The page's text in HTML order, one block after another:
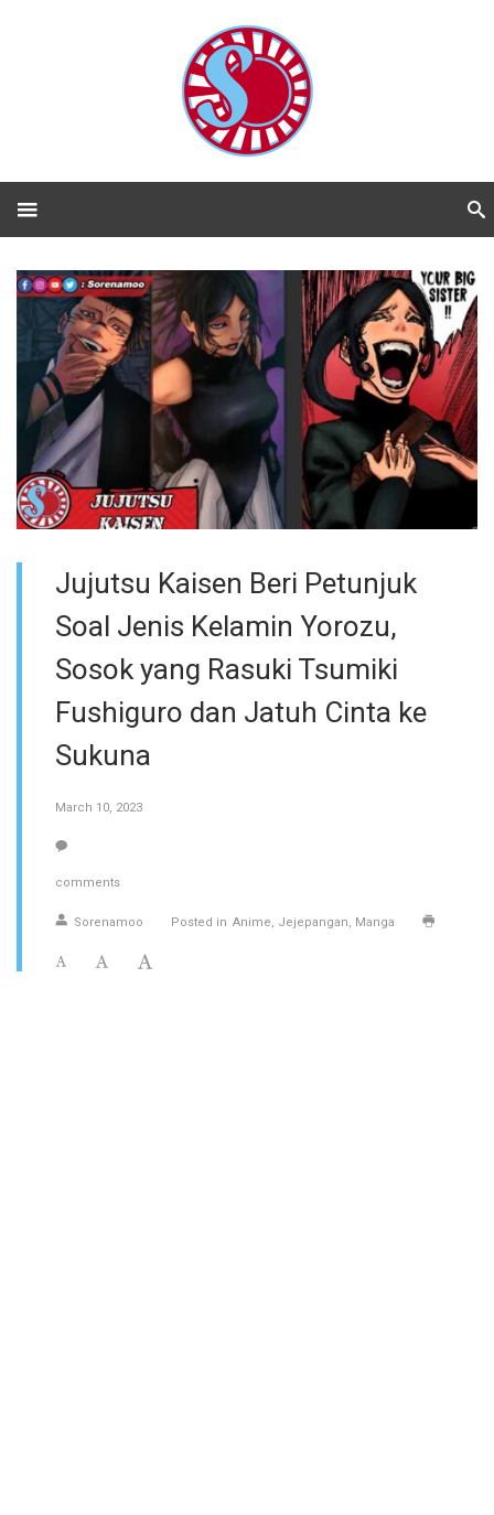
Jujutsu Kaisen Beri Petunjuk
Soal Jenis Kelamin Yorozu,
Sosok yang Rasuki Tsumiki
Fushiguro dan Jatuh Cinta ke
Sukuna
March 10, 2023
comments
Sorenamoo Posted in Anime Jejepangan Manga